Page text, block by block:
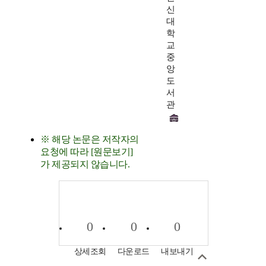
신
대
학
교
중
앙
도
서
관
※ 해당 논문은 저작자의
요청에 따라 [원문보기]
가 제공되지 않습니다.
0
상세조회
0
다운로드
0
내보내기